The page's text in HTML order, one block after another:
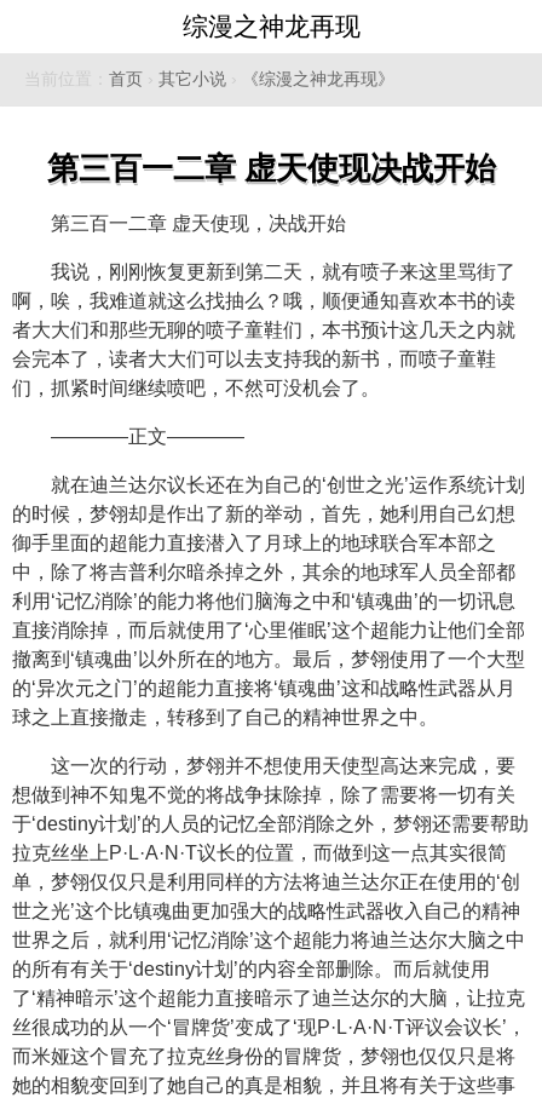
综漫之神龙再现
当前位置： 首页 › 其它小说 › 《综漫之神龙再现》
第三百一二章 虚天使现决战开始
第三百一二章 虚天使现，决战开始
我说，刚刚恢复更新到第二天，就有喷子来这里骂街了
啊，唉，我难道就这么找抽么？哦，顺便通知喜欢本书的读
者大大们和那些无聊的喷子童鞋们，本书预计这几天之内就
会完本了，读者大大们可以去支持我的新书，而喷子童鞋
们，抓紧时间继续喷吧，不然可没机会了。
————正文————
就在迪兰达尔议长还在为自己的‘创世之光’运作系统计划
的时候，梦翎却是作出了新的举动，首先，她利用自己幻想
御手里面的超能力直接潜入了月球上的地球联合军本部之
中，除了将吉普利尔暗杀掉之外，其余的地球军人员全部都
利用‘记忆消除’的能力将他们脑海之中和‘镇魂曲’的一切讯息
直接消除掉，而后就使用了‘心里催眠’这个超能力让他们全部
撤离到‘镇魂曲’以外所在的地方。最后，梦翎使用了一个大型
的‘异次元之门’的超能力直接将‘镇魂曲’这和战略性武器从月
球之上直接撤走，转移到了自己的精神世界之中。
这一次的行动，梦翎并不想使用天使型高达来完成，要
想做到神不知鬼不觉的将战争抹除掉，除了需要将一切有关
于‘destiny计划’的人员的记忆全部消除之外，梦翎还需要帮助
拉克丝坐上P·L·A·N·T议长的位置，而做到这一点其实很简
单，梦翎仅仅只是利用同样的方法将迪兰达尔正在使用的‘创
世之光’这个比镇魂曲更加强大的战略性武器收入自己的精神
世界之后，就利用‘记忆消除’这个超能力将迪兰达尔大脑之中
的所有有关于‘destiny计划’的内容全部删除。而后就使用
了‘精神暗示’这个超能力直接暗示了迪兰达尔的大脑，让拉克
丝很成功的从一个‘冒牌货’变成了‘现P·L·A·N·T评议会议长’，
而米娅这个冒充了拉克丝身份的冒牌货，梦翎也仅仅只是将
她的相貌变回到了她自己的真是相貌，并且将有关于这些事